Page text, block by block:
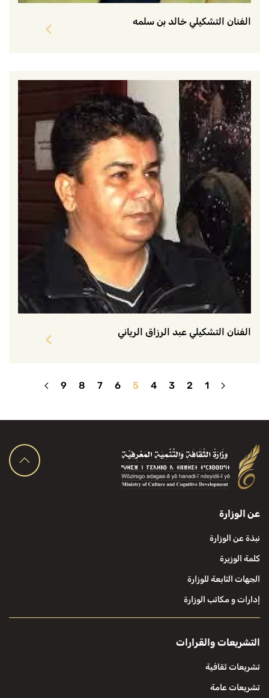
الفنان التشكيلي خالد بن سلمه
الفنان التشكيلي عبد الرزاق الرياني
1
2
3
4
5
6
7
8
9
عن الوزارة
نبذة عن الوزارة
كلمة الوزيرة
الجهات التابعة للوزارة
إدارات و مكاتب الوزارة
التشريعات والقرارات
تشريعات ثقافية
تشريعات عامة